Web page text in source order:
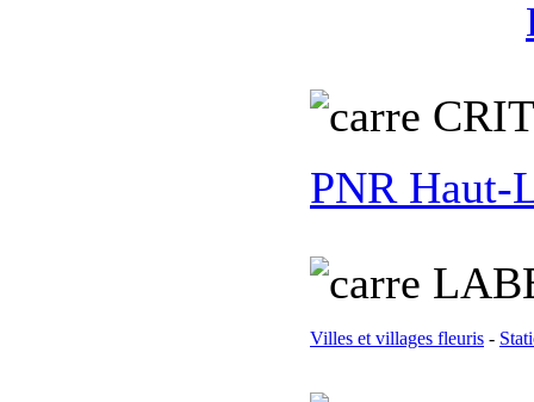
C
PNR Haut-
L
Villes et villages fleuris -